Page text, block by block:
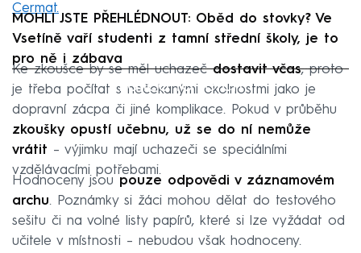
Cermat.
MOHLI JSTE PŘEHLÉDNOUT: Oběd do stovky? Ve
Vsetíně vaří studenti z tamní střední školy, je to
pro ně i zábava
Failed to fetch
Ke zkoušce by se měl uchazečdostavit včas, proto
je třeba počítat s nečekanými okolnostmi jako je
dopravní zácpa či jiné komplikace. Pokud v průběhu
zkoušky opustí učebnu, už se do ní nemůže
vrátit – výjimku mají uchazeči se speciálními
vzdělávacími potřebami.
Hodnoceny jsou pouze odpovědi v záznamovém
archu. Poznámky si žáci mohou dělat do testového
sešitu či na volné listy papírů, které si lze vyžádat od
učitele v místnosti – nebudou však hodnoceny.